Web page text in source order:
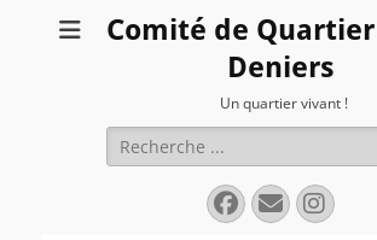
Comité de
Deniers
Un quartier vivant !
Rechercher :
Facebook
E-
mail